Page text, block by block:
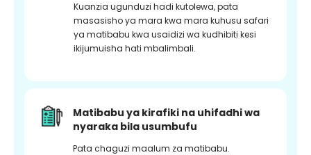
Kuanzia ugunduzi hadi kutolewa, pata
masasisho ya mara kwa mara kuhusu safari
ya matibabu kwa usaidizi wa kudhibiti kesi
ikijumuisha hati mbalimbali.
Matibabu ya kirafiki na uhifadhi wa
nyaraka bila usumbufu
Pata chaguzi maalum za matibabu.